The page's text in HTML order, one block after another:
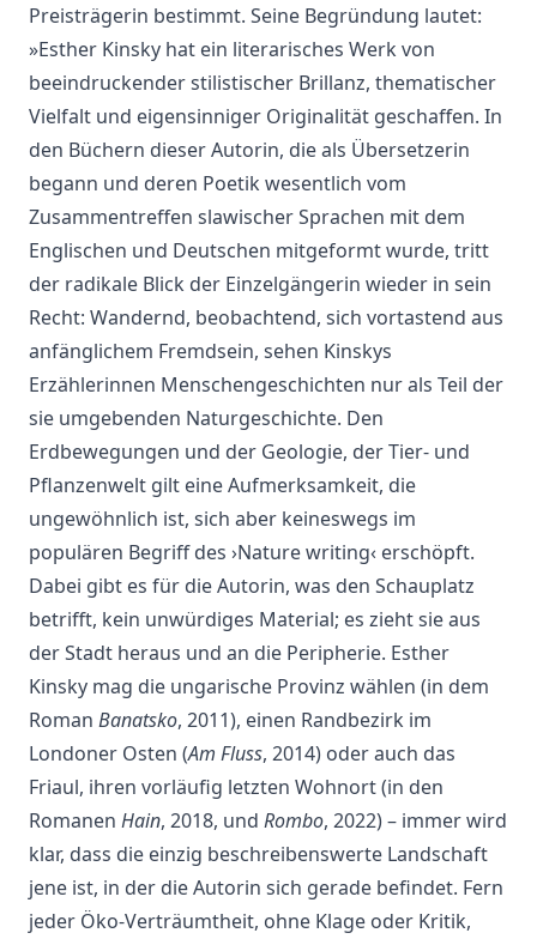
Preisträgerin bestimmt. Seine Begründung lautet:
»Esther Kinsky hat ein literarisches Werk von
beeindruckender stilistischer Brillanz, thematischer
Vielfalt und eigensinniger Originalität geschaffen. In
den Büchern dieser Autorin, die als Übersetzerin
begann und deren Poetik wesentlich vom
Zusammentreffen slawischer Sprachen mit dem
Englischen und Deutschen mitgeformt wurde, tritt
der radikale Blick der Einzelgängerin wieder in sein
Recht: Wandernd, beobachtend, sich vortastend aus
anfänglichem Fremdsein, sehen Kinskys
Erzählerinnen Menschengeschichten nur als Teil der
sie umgebenden Naturgeschichte. Den
Erdbewegungen und der Geologie, der Tier- und
Pflanzenwelt gilt eine Aufmerksamkeit, die
ungewöhnlich ist, sich aber keineswegs im
populären Begriff des ›Nature writing‹ erschöpft.
Dabei gibt es für die Autorin, was den Schauplatz
betrifft, kein unwürdiges Material; es zieht sie aus
der Stadt heraus und an die Peripherie. Esther
Kinsky mag die ungarische Provinz wählen (in dem
Roman Banatsko, 2011), einen Randbezirk im
Londoner Osten (Am Fluss, 2014) oder auch das
Friaul, ihren vorläufig letzten Wohnort (in den
Romanen Hain, 2018, und Rombo, 2022) – immer wird
klar, dass die einzig beschreibenswerte Landschaft
jene ist, in der die Autorin sich gerade befindet. Fern
jeder Öko-Verträumtheit, ohne Klage oder Kritik,